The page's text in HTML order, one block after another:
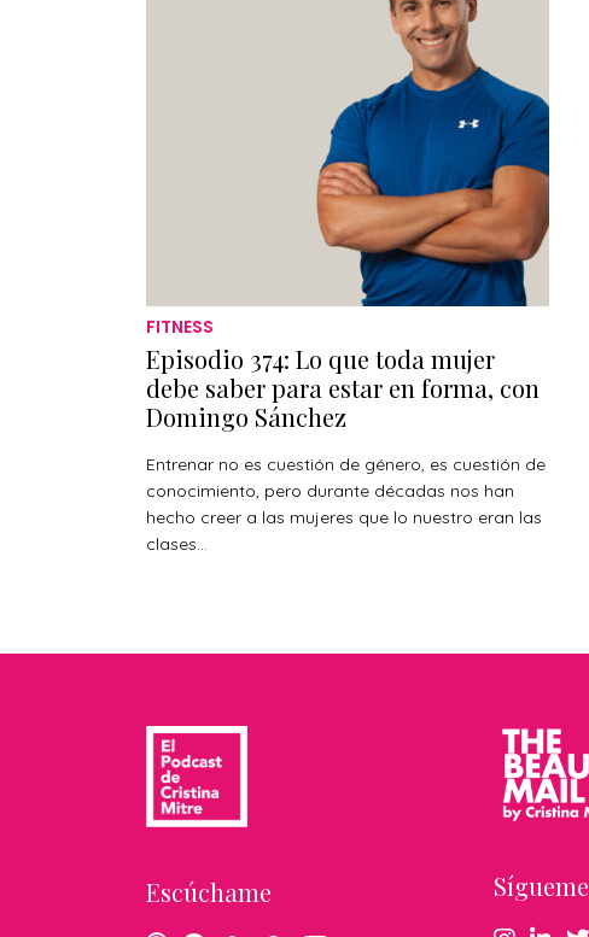
FITNESS
Episodio 374: Lo que toda mujer
debe saber para estar en forma, con
Domingo Sánchez
Entrenar no es cuestión de género, es cuestión de
conocimiento, pero durante décadas nos han
hecho creer a las mujeres que lo nuestro eran las
clases...
Escúchame Sígueme